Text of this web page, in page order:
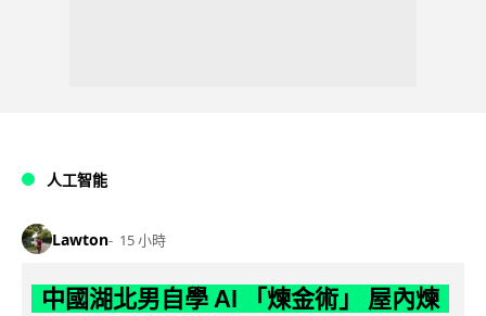
人工智能
Lawton 15 小時
中國湖北男自學 AI 「煉金術」 屋內煉